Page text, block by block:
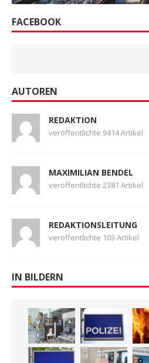
FACEBOOK
AUTOREN
REDAKTION
veröffentlichte 9414 Artikel
MAXIMILIAN BENDEL
veröffentlichte 2381 Artikel
REDAKTIONSLEITUNG
veröffentlichte 103 Artikel
IN BILDERN